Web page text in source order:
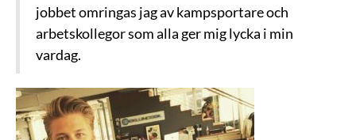
jobbet omringas jag av kampsportare och
arbetskollegor som alla ger mig lycka i min
vardag.